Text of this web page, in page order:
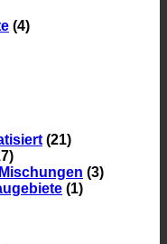
(4)
(21)
(3)
(1)